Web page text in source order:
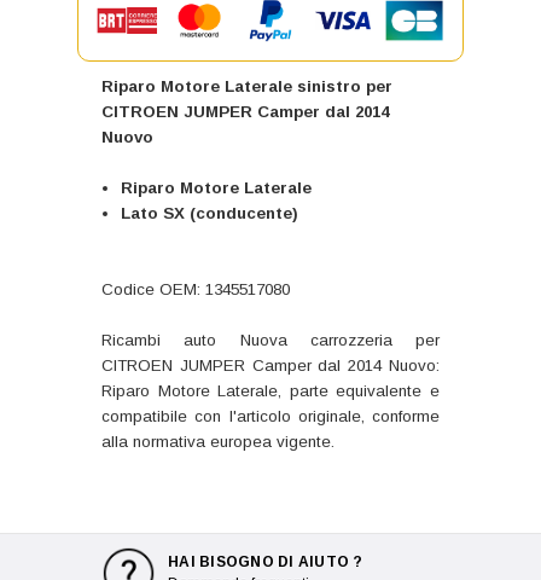
Riparo Motore Laterale sinistro per
CITROEN JUMPER Camper dal 2014
Nuovo
Riparo Motore Laterale
Lato SX (conducente)
Codice OEM: 1345517080
Ricambi auto Nuova carrozzeria per
CITROEN JUMPER Camper dal 2014 Nuovo:
Riparo Motore Laterale, parte equivalente e
compatibile con l'articolo originale, conforme
alla normativa europea vigente.
HAI BISOGNO DI AIUTO ?